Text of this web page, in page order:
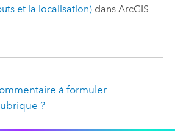
et la localisation) dansArcGIS
à formuler
?